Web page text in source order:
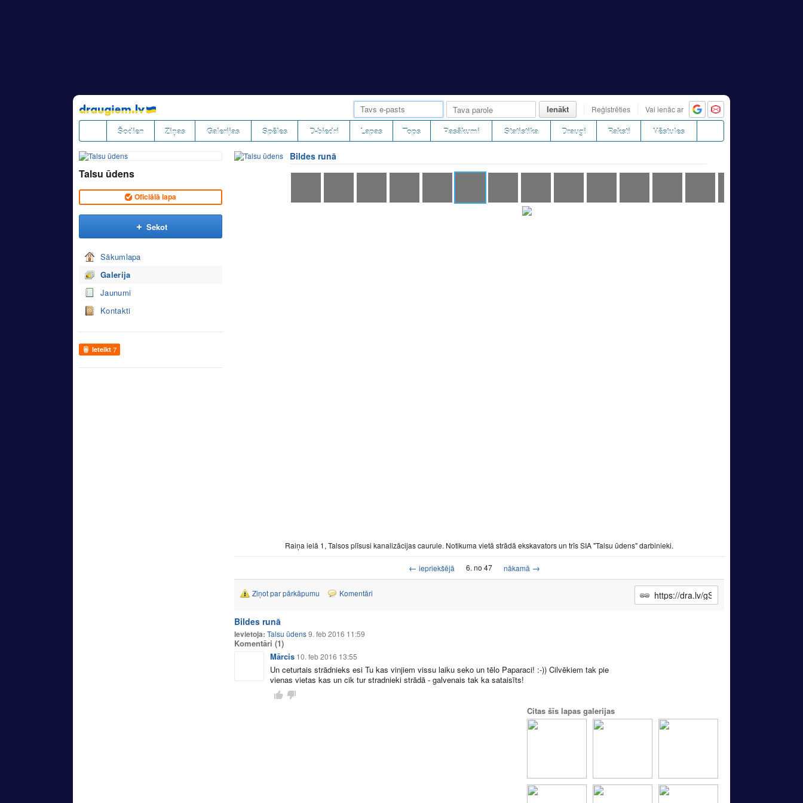
Pāriet
uz
saturu
Ienākt Reģistrēties Vai ienāc ar
Šodien Ziņas Galerijas Spēles D-biedri Lapas Tops Pasākumi Statistika Draugi Raksti Vēstules
Talsu ūdens
Oficiālā lapa
Sekot
Sākumlapa
Galerija
Jaunumi
Kontakti
Ieteikt 7
Bildes runā
Raiņa ielā 1, Talsos plīsusi kanalizācijas caurule. Notikuma vietā strādā ekskavators un trīs SIA "Talsu ūdens" darbinieki.
← iepriekšējā 6. no 47 nākamā →
Ziņot par pārkāpumu Komentāri
Bildes runā
Ievietoja: Talsu ūdens9. feb 2016 11:59
Komentāri (1)
Mārcis 10. feb 2016 13:55
Un ceturtais strādnieks esi Tu kas vinjiem vissu laiku seko un tēlo Paparaci! :-)) Cilvēkiem tak pie
vienas vietas kas un cik tur stradnieki strādā - galvenais tak ka sataisīts!
Citas šīs lapas galerijas